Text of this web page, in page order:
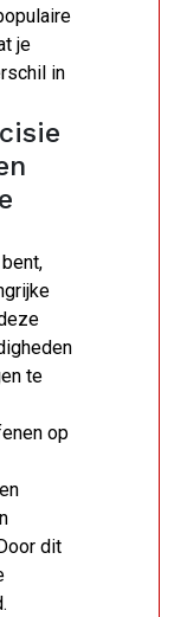
je
in
te
op
dit